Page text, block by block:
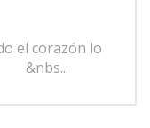
el corazón lo
&nbs...